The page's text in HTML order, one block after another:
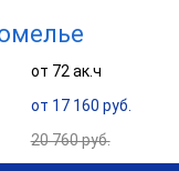
от 72 ак.ч
от 17 160 руб.
20 760 руб.